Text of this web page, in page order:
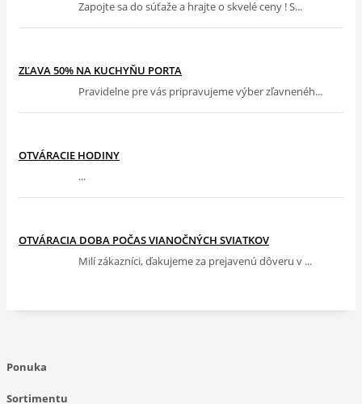
Zapojte sa do súťaže a hrajte o skvelé ceny ! S...
ZĽAVA 50% NA KUCHYŇU PORTA
Pravidelne pre vás pripravujeme výber zľavnenéh...
OTVÁRACIE HODINY
...
OTVÁRACIA DOBA POČAS VIANOČNÝCH SVIATKOV
Milí zákazníci, ďakujeme za prejavenú dôveru v ...
Ponuka
Sortimentu